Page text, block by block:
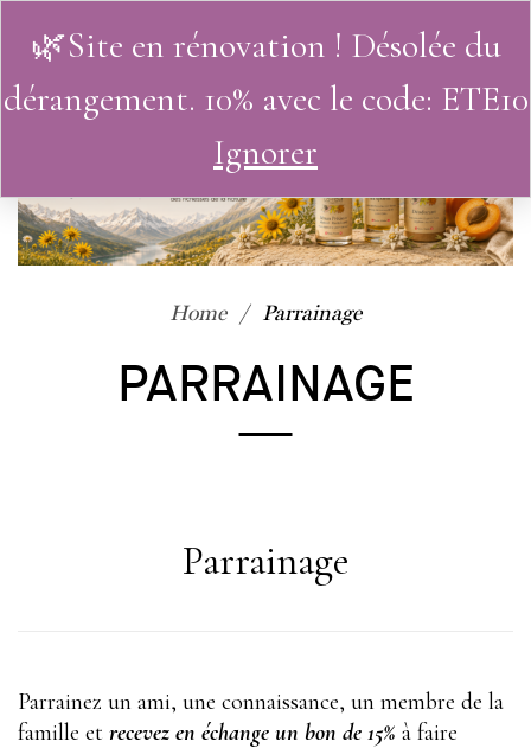
0
Home Parrainage
PARRAINAGE
Parrainage
Parrainez un ami, une connaissance, un membre de la
famille et recevez en échange un bon de 15% à faire
🌿Site en rénovation ! Désolée du
dérangement. 10% avec le code: ETE10
Ignorer